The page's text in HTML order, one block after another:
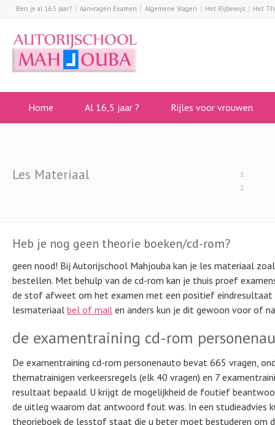
Ben je al 16.5 jaar? Aanvragen Examen Algemene Vragen Het Rijbewijs Het
Home Al 16,5 jaar ? Rijles voor vrouwen
Les Materiaal
Heb je nog geen theorie boeken/cd-rom?
geen nood! Bij Autorijschool Mahjouba kan je les materiaal
bestellen. Met behulp van de cd-rom kan je thuis proef
de stof afweet om het examen met een positief eindresultaat
lesmateriaal bel of mail en anders kun je dit gewoon voor of
de examentraining cd-rom
De examentraining cd-rom personenauto bevat 665 vragen,
thematrainigen verkeersregels (elk 40 vragen) en 7
resultaat bepaald. U krijgt de mogelijkheid de foutief
de uitleg waarom dat antwoord fout was. In een studieadvies
theorieboek de lesstof staat die u beter moet bestuderen om